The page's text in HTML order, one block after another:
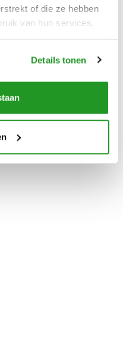
of die ze hebben
van hun services.
Details tonen